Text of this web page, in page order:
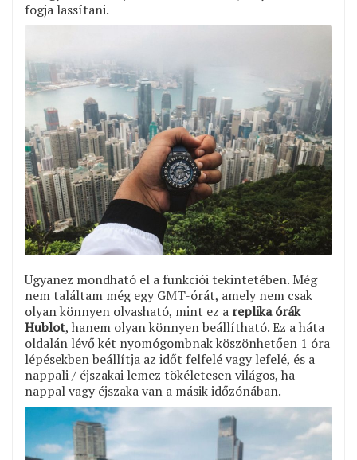
fogja lassítani.
Ugyanez mondható el a funkciói tekintetében. Még
nem találtam még egy GMT-órát, amely nem csak
olyan könnyen olvasható, mint ez a replika órák
Hublot, hanem olyan könnyen beállítható. Ez a háta
oldalán lévő két nyomógombnak köszönhetően 1 óra
lépésekben beállítja az időt felfelé vagy lefelé, és a
nappali / éjszakai lemez tökéletesen világos, ha
nappal vagy éjszaka van a másik időzónában.